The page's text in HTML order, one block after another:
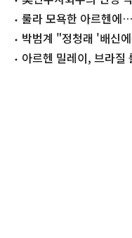
도"룰라 모욕한 아르헨에
요구박범계 "정청래 '배신
대전, 鄭 탓에 생긴 말"
아르헨 밀레이, 브라